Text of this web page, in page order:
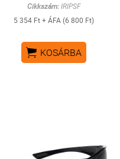
Cikkszám:IRIPSF
5 354 Ft + ÁFA (6 800 Ft)
 KOSÁRBA